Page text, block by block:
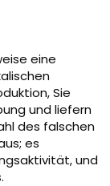
eine
Sie
und liefern
des falschen
es
und